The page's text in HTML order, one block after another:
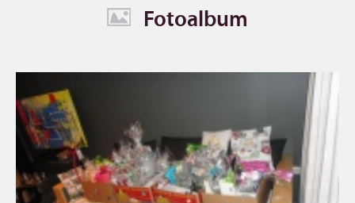
Fotoalbum